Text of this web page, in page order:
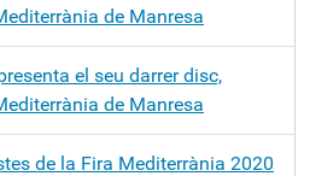
de Manresa
el seu darrer disc,
de Manresa
de la Fira Mediterrània 2020